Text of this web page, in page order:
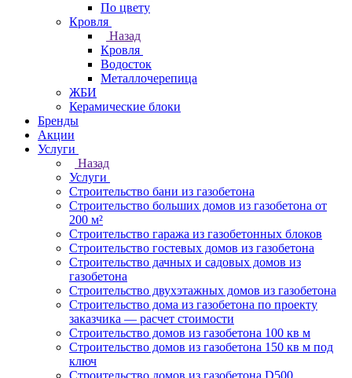
По цвету
Кровля
Назад
Кровля
Водосток
Металлочерепица
ЖБИ
Керамические блоки
Бренды
Акции
Услуги
Назад
Услуги
Строительство бани из газобетона
Строительство больших домов из газобетона от
200 м²
Строительство гаража из газобетонных блоков
Строительство гостевых домов из газобетона
Строительство дачных и садовых домов из
газобетона
Строительство двухэтажных домов из газобетона
Строительство дома из газобетона по проекту
заказчика — расчет стоимости
Строительство домов из газобетона 100 кв м
Строительство домов из газобетона 150 кв м под
ключ
Строительство домов из газобетона D500